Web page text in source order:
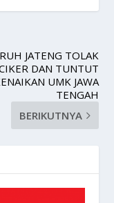
JATENG TOLAK
DAN TUNTUT
UMK JAWA
TENGAH
BERIKUTNYA